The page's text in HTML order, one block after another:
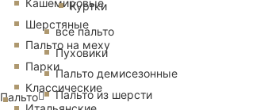
Кашемировые
Шерстяные
Пальто на меху
Парки
Классические
Куртки
Пальто
все пальто
Пуховики
Пальто демисезонные
Пальто из шерсти